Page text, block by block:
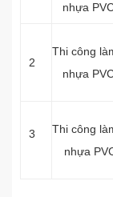
nhựa
2
Thi công
nhựa
3
Thi công
nhựa